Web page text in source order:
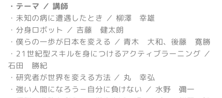
・テーマ ／ 講師
・未知の病に遭遇したとき ／ 柳澤 幸雄
・分身ロボット ／ 吉藤 健太朗
・僕らの一歩が日本を変える ／ 青木 大和、後藤 寛勝
・21世紀型スキルを身につけるアクティブラーニング ／
石田 勝紀
・研究者が世界を変える方法 ／ 丸 幸弘
・強い人間になろう－自分に負けない ／ 水野 彌一